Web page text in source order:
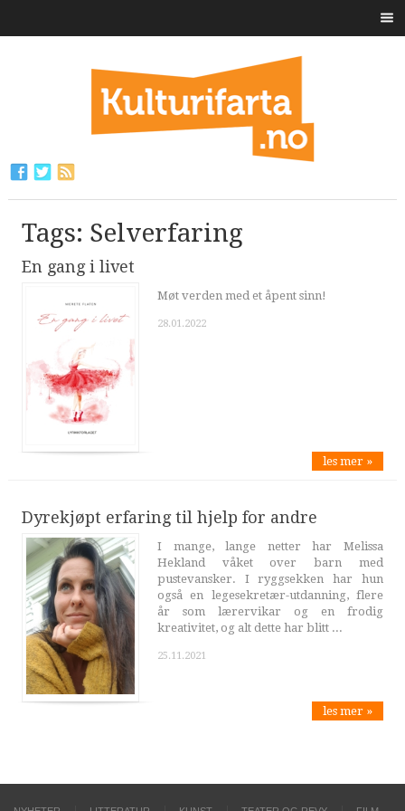
Tags: Selverfaring
En gang i livet
Møt verden med et åpent sinn!
28.01.2022
les mer »
Dyrekjøpt erfaring til hjelp for andre
I mange, lange netter har Melissa
Hekland våket over barn med
pustevansker. I ryggsekken har hun
også en legesekretær-utdanning, flere
år som lærervikar og en frodig
kreativitet, og alt dette har blitt ...
25.11.2021
les mer »